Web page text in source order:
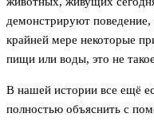
демонстрируют
крайней мере некоторые
пищи или воды, это не
В нашей истории все ещё
полностью объяснить с